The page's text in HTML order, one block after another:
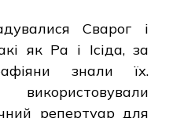
Сварог і
як Ра і Ісіда, за
знали їх.
репертуар для